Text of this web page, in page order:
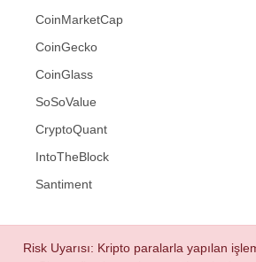
CoinMarketCap
CoinGecko
CoinGlass
SoSoValue
CryptoQuant
IntoTheBlock
Santiment
Risk Uyarısı: Kripto paralarla yapılan